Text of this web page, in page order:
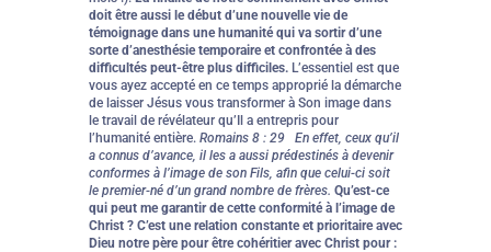
doit être aussi le début d’une nouvelle vie de
témoignage dans une humanité qui va sortir d’une
sorte d’anesthésie temporaire et confrontée à des
difficultés peut-être plus difficiles.L’essentiel est que
vous ayez accepté en ce temps approprié la démarche
de laisser Jésus vous transformer à Son image dans
le travail de révélateur qu’Il a entrepris pour
l’humanité entière. Romains 8 : 29 En effet, ceux qu’il
a connus d’avance, il les a aussi prédestinés à devenir
conformes à l’image de son Fils, afin que celui-ci soit
le premier-né d’un grand nombre de frères. Qu’est-ce
qui peut me garantir de cette conformité à l’image de
Christ ? C’est une relation constante et prioritaire avec
Dieu notre père pour être cohéritier avec Christ pour :